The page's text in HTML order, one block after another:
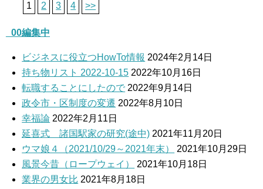
1 2 3 4 >>
_00編集中
ビジネスに役立つHowTo情報 2024年2月14日
持ち物リスト 2022-10-15 2022年10月16日
転職することにしたので 2022年9月14日
政令市・区制度の変遷 2022年8月10日
幸福論 2022年2月11日
延喜式 諸国駅家の研究(途中) 2021年11月20日
ウマ娘４（2021/10/29～2021年末）
2021年10月29日
風景今昔（ロープウェイ）
2021年10月18日
業界の男女比 2021年8月18日